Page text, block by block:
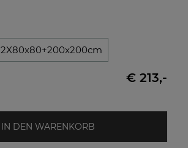
2X80x80+200x200cm
€ 213,-
IN DEN WARENKORB